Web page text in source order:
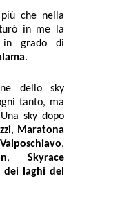
che nella
in me la
in grado di
.
dello sky
tanto, ma
sky dopo
, Maratona
,
,Skyrace
dei laghi del